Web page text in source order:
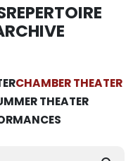
REPERTOIRE
CHAMBER THEATER
THEATER